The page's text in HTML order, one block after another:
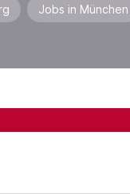
Jobs in München